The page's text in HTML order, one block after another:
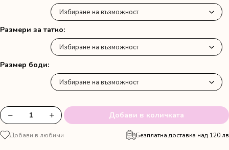
Размери за татко
Размер боди
количество
за
Комплект
− + Добави в количката
Добави в любими Безплатна доставка над 120 лв